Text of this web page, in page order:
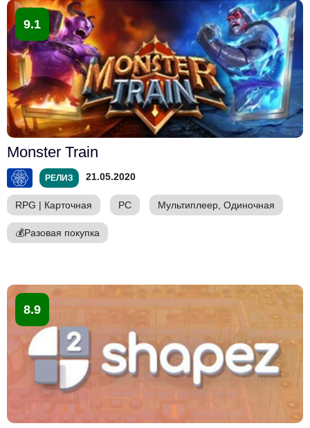
9.1
Monster Train
РЕЛИЗ 21.05.2020
RPG | Карточная PC Мультиплеер, Одиночная
💰Разовая покупка
8.9